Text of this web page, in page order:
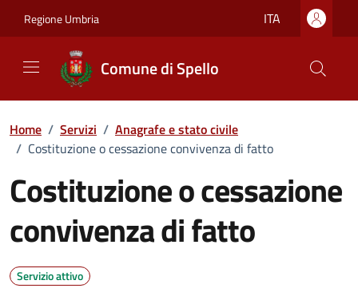
Regione Umbria ITA
Comune di Spello
Home / Servizi / Anagrafe e stato civile
/ Costituzione o cessazione convivenza di fatto
Costituzione o cessazione
convivenza di fatto
Servizio attivo